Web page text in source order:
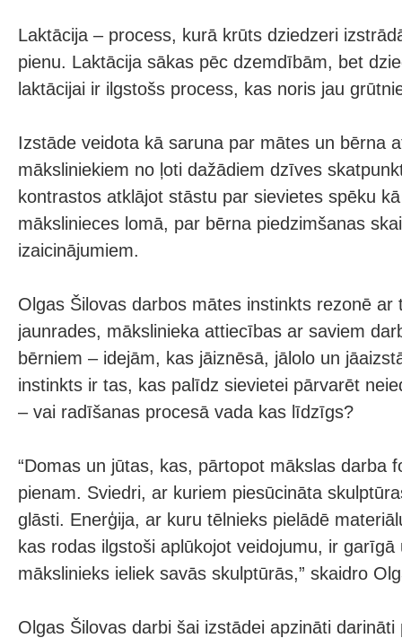
Laktācija – process, kurā krūts dziedzeri
pienu. Laktācija sākas pēc dzemdībām, bet
laktācijai ir ilgstošs process, kas noris jau
Izstāde veidota kā saruna par mātes un bērna
māksliniekiem no ļoti dažādiem dzīves
kontrastos atklājot stāstu par sievietes spēku
mākslinieces lomā, par bērna piedzimšanas
izaicinājumiem.
Olgas Šilovas darbos mātes instinkts rezonē ar
jaunrades, mākslinieka attiecības ar saviem
bērniem – idejām, kas jāiznēsā, jālolo un
instinkts ir tas, kas palīdz sievietei pārvarēt
– vai radīšanas procesā vada kas līdzīgs?
“Domas un jūtas, kas, pārtopot mākslas darba
pienam. Sviedri, ar kuriem piesūcināta
glāsti. Enerģija, ar kuru tēlnieks pielādē
kas rodas ilgstoši aplūkojot veidojumu, ir
mākslinieks ieliek savās skulptūrās,” skaidro
Olgas Šilovas darbi šai izstādei apzināti